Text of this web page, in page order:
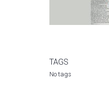
TAGS
No tags